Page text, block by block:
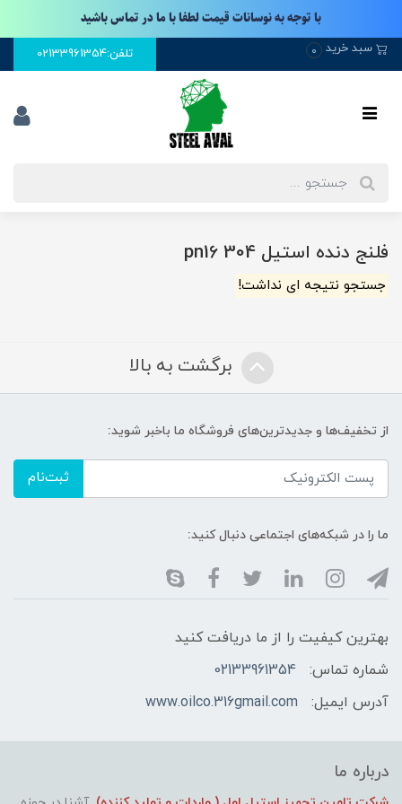
با توجه به نوسانات قیمت لطفا با ما در تماس باشید
سبد خرید 0 تلفن:02133961354
فلنج دنده استیل 304 pn16
جستجو نتیجه ای نداشت!
برگشت به بالا
از تخفیف‌ها و جدیدترین‌های فروشگاه ما باخبر شوید:
ثبت‌نام
ما را در شبکه‌های اجتماعی دنبال کنید:
بهترین کیفیت را از ما دریافت کنید
شماره تماس:
02133961354
آدرس ایمیل:
www.oilco.316gmail.com
درباره ما